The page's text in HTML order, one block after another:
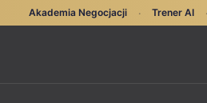
Akademia Negocjacji · Trener AI ·